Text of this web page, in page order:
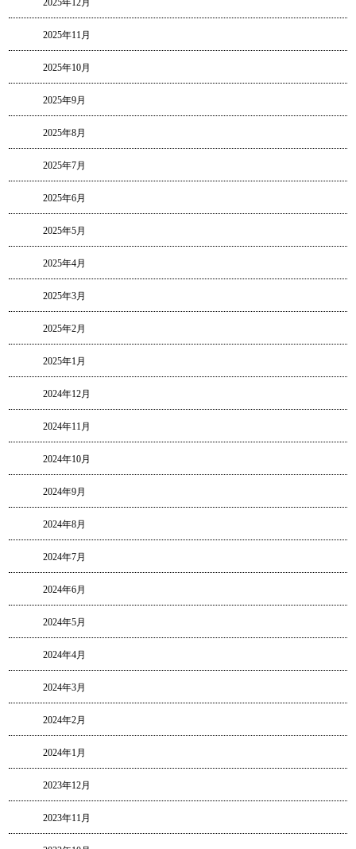
2025年12月
2025年11月
2025年10月
2025年9月
2025年8月
2025年7月
2025年6月
2025年5月
2025年4月
2025年3月
2025年2月
2025年1月
2024年12月
2024年11月
2024年10月
2024年9月
2024年8月
2024年7月
2024年6月
2024年5月
2024年4月
2024年3月
2024年2月
2024年1月
2023年12月
2023年11月